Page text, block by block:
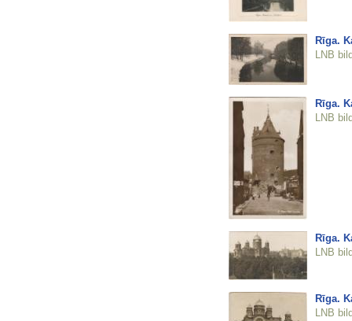
Rīga.
LNB
Rīga.
LNB
Rīga.
LNB
Rīga.
LNB